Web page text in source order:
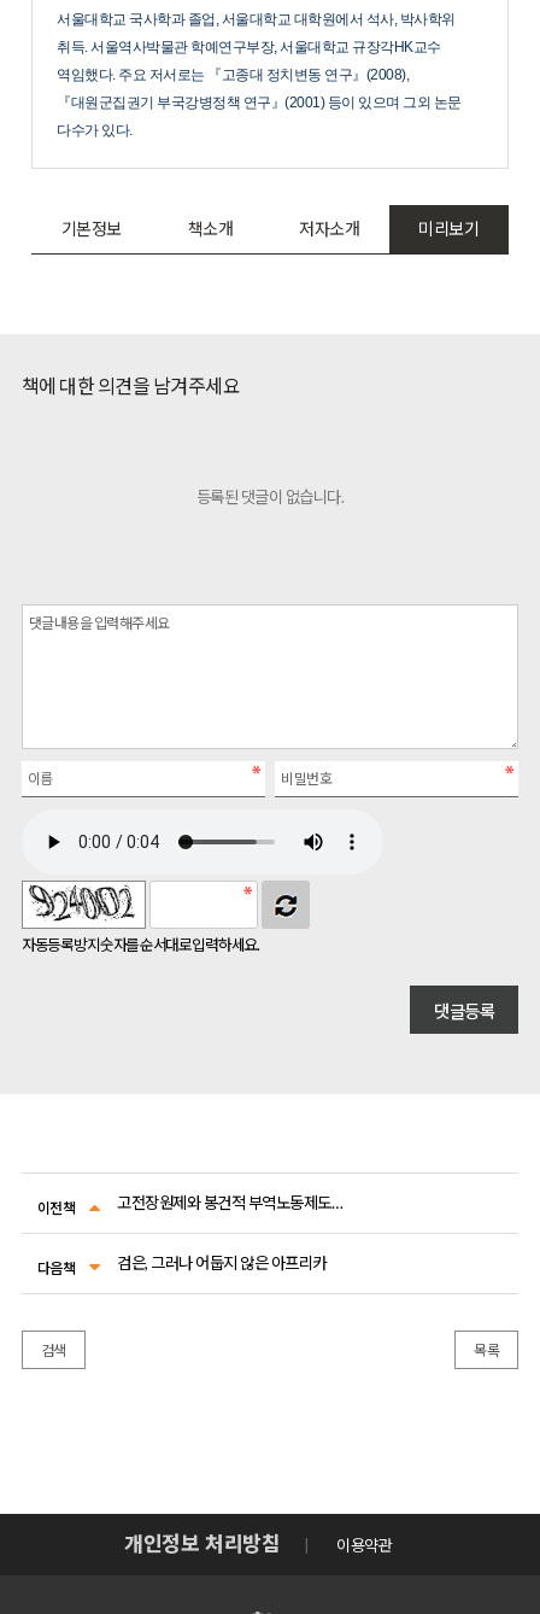
서울대학교 국사학과 졸업, 서울대학교 대학원에서 석사, 박사학위
취득. 서울역사박물관 학예연구부장, 서울대학교 규장각HK교수
역임했다. 주요 저서로는 『고종대 정치변동 연구』(2008),
『대원군집권기 부국강병정책 연구』(2001) 등이 있으며 그외 논문
다수가 있다.
기본정보 책소개 저자소개 미리보기
책에 대한 의견을 남겨주세요
등록된 댓글이 없습니다.
자동등록방지 숫자를 순서대로 입력하세요.
이전책 고전장원제와 봉건적 부역노동제도의 형성
다음책 검은, 그러나 어둡지 않은 아프리카
검색 목록
개인정보 처리방침 이용약관